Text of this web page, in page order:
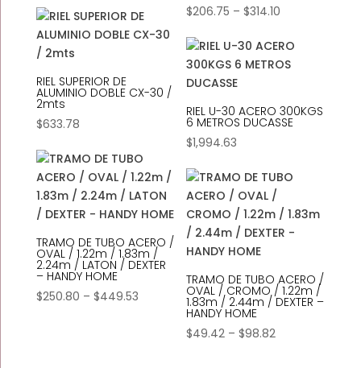
$206.75 – $314.10
$206.75
through
RIEL SUPERIOR DE
ALUMINIO DOBLE CX-30 /
2mts
$633.78
RIEL U-30 ACERO 300KGS
6 METROS DUCASSE
$1,994.63
TRAMO DE TUBO ACERO /
OVAL / 1.22m / 1.83m /
2.24m / LATON / DEXTER
– HANDY HOME
$250.80 – $449.53Price
TRAMO DE TUBO ACERO /
OVAL / CROMO / 1.22m /
1.83m / 2.44m / DEXTER –
HANDY HOME
$49.42 – $98.82Price